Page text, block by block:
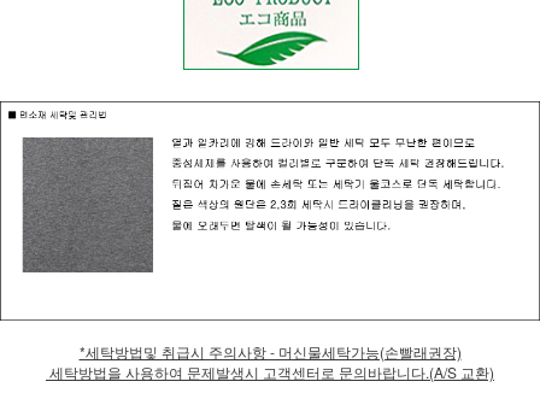
*세탁방법및 취급시 주의사항 - 머신물세탁가능(손빨래권장)
세탁방법을 사용하여 문제발생시 고객센터로 문의바랍니다.(A/S 교환)